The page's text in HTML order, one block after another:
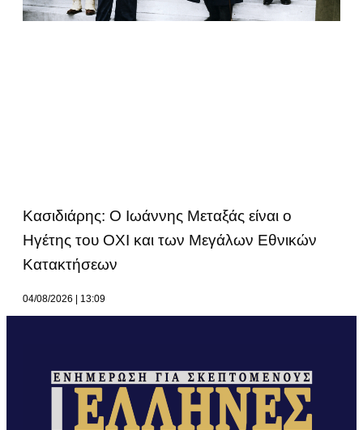
Κασιδιάρης: Ο Ιωάννης Μεταξάς είναι ο
Ηγέτης του ΟΧΙ και των Μεγάλων Εθνικών
Κατακτήσεων
04/08/2026 13:09